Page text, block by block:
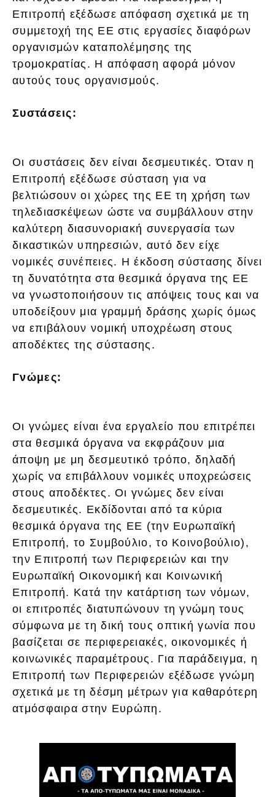
Επιτροπή εξέδωσε απόφαση σχετικά με τη
συμμετοχή της ΕΕ στις εργασίες διαφόρων
οργανισμών καταπολέμησης της
τρομοκρατίας. Η απόφαση αφορά μόνον
αυτούς τους οργανισμούς.
Συστάσεις:
Οι συστάσεις δεν είναι δεσμευτικές. Όταν η
Επιτροπή εξέδωσε σύσταση για να
βελτιώσουν οι χώρες της ΕΕ τη χρήση των
τηλεδιασκέψεων ώστε να συμβάλλουν στην
καλύτερη διασυνοριακή συνεργασία των
δικαστικών υπηρεσιών, αυτό δεν είχε
νομικές συνέπειες. Η έκδοση σύστασης δίνει
τη δυνατότητα στα θεσμικά όργανα της ΕΕ
να γνωστοποιήσουν τις απόψεις τους και να
υποδείξουν μια γραμμή δράσης χωρίς όμως
να επιβάλουν νομική υποχρέωση στους
αποδέκτες της σύστασης.
Γνώμες:
Οι γνώμες είναι ένα εργαλείο που επιτρέπει
στα θεσμικά όργανα να εκφράζουν μια
άποψη με μη δεσμευτικό τρόπο, δηλαδή
χωρίς να επιβάλλουν νομικές υποχρεώσεις
στους αποδέκτες. Οι γνώμες δεν είναι
δεσμευτικές. Εκδίδονται από τα κύρια
θεσμικά όργανα της ΕΕ (την Ευρωπαϊκή
Επιτροπή, το Συμβούλιο, το Κοινοβούλιο),
την Επιτροπή των Περιφερειών και την
Ευρωπαϊκή Οικονομική και Κοινωνική
Επιτροπή. Κατά την κατάρτιση των νόμων,
οι επιτροπές διατυπώνουν τη γνώμη τους
σύμφωνα με τη δική τους οπτική γωνία που
βασίζεται σε περιφερειακές, οικονομικές ή
κοινωνικές παραμέτρους. Για παράδειγμα, η
Επιτροπή των Περιφερειών εξέδωσε γνώμη
σχετικά με τη δέσμη μέτρων για καθαρότερη
ατμόσφαιρα στην Ευρώπη.